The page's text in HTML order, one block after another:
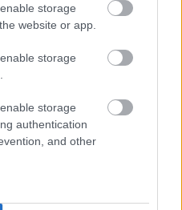
storage
website or app.
storage
storage
authentication
and other
kép!